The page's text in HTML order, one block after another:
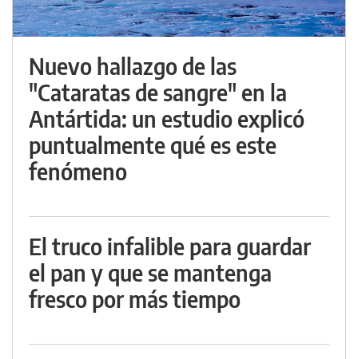
Nuevo hallazgo de las
"Cataratas de sangre" en la
Antártida: un estudio explicó
puntualmente qué es este
fenómeno
El truco infalible para guardar
el pan y que se mantenga
fresco por más tiempo